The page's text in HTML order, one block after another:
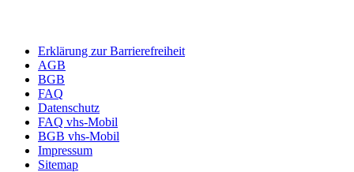
Erklärung zur Barrierefreiheit
AGB
BGB
FAQ
Datenschutz
FAQ vhs-Mobil
BGB vhs-Mobil
Impressum
Sitemap